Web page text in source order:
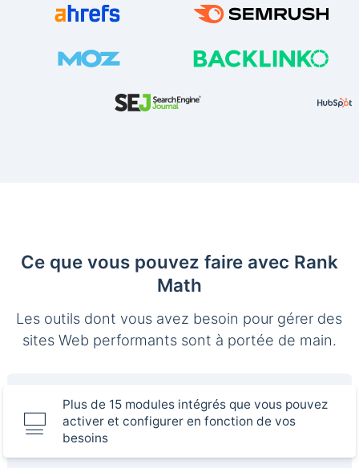
Ce que vous pouvez faire avec Rank
Math
Les outils dont vous avez besoin pour gérer des
sites Web performants sont à portée de main.
Plus de 15 modules intégrés que vous pouvez
activer et configurer en fonction de vos
besoins